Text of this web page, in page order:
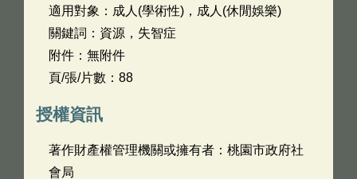
適用對象：成人(學術性)，成人(休閒娛樂)
關鍵詞：資源，失智症
附件：無附件
頁/張/片數：88
授權資訊
著作財產權管理機關或擁有者：桃園市政府社
會局